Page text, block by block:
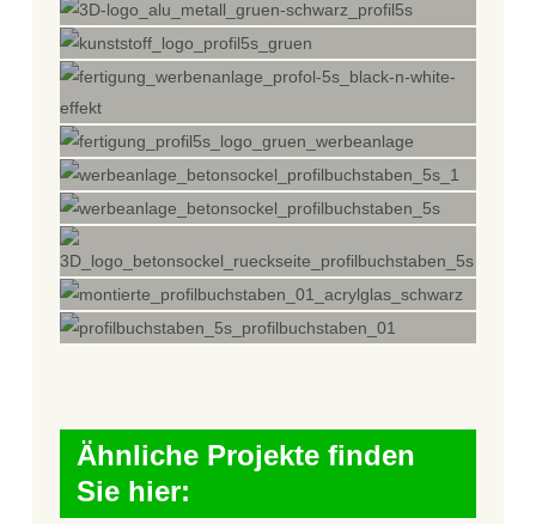
Ähnliche Projekte finden
Sie hier: